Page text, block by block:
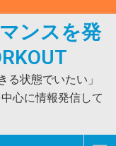
ンスを発
る状態でいたい」
心に情報発信して